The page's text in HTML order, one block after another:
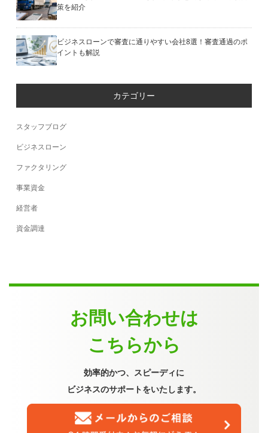
策を紹介
ビジネスローンで審査に通りやすい会社8選！審査通過のポ
イントも解説
カテゴリー
スタッフブログ
ビジネスローン
ファクタリング
事業資金
経営者
資金調達
お問い合わせは
こちらから
効率的かつ、スピーディに
ビジネスのサポートをいたします。